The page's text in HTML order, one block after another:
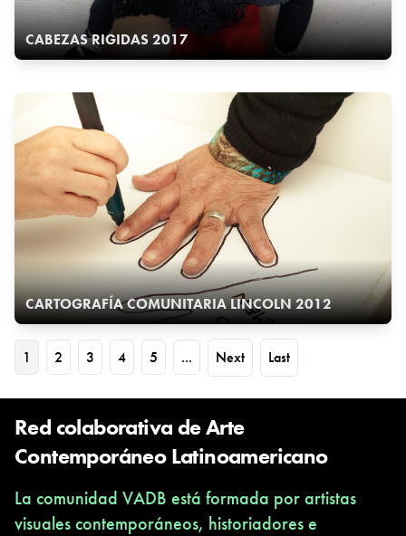
CABEZAS RIGIDAS 2017
CARTOGRAFÍA COMUNITARIA LINCOLN 2012
1 2 3 4 5 ... Next Last
Red colaborativa de Arte
Contemporáneo Latinoamericano
La comunidad VADB está formada por artistas
visuales contemporáneos, historiadores e